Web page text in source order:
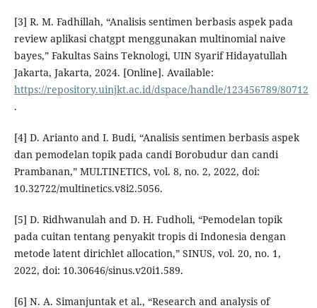
[3] R. M. Fadhillah, “Analisis sentimen berbasis aspek pada
review aplikasi chatgpt menggunakan multinomial naive
bayes,” Fakultas Sains Teknologi, UIN Syarif Hidayatullah
Jakarta, Jakarta, 2024. [Online]. Available:
https://repository.uinjkt.ac.id/dspace/handle/123456789/80712
.
[4] D. Arianto and I. Budi, “Analisis sentimen berbasis aspek
dan pemodelan topik pada candi Borobudur dan candi
Prambanan,” MULTINETICS, vol. 8, no. 2, 2022, doi:
10.32722/multinetics.v8i2.5056.
[5] D. Ridhwanulah and D. H. Fudholi, “Pemodelan topik
pada cuitan tentang penyakit tropis di Indonesia dengan
metode latent dirichlet allocation,” SINUS, vol. 20, no. 1,
2022, doi: 10.30646/sinus.v20i1.589.
[6] N. A. Simanjuntak et al., “Research and analysis of